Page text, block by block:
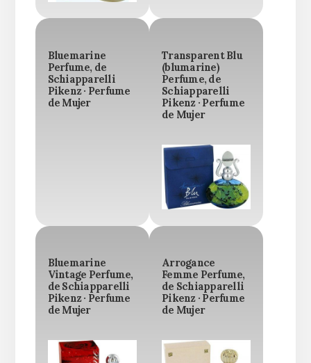
Bluemarine
Perfume, de
Schiapparelli
Pikenz · Perfume
de Mujer
Transparent Blu
(blumarine)
Perfume, de
Schiapparelli
Pikenz · Perfume
de Mujer
Bluemarine
Vintage Perfume,
de Schiapparelli
Pikenz · Perfume
de Mujer
Arrogance
Femme Perfume,
de Schiapparelli
Pikenz · Perfume
de Mujer